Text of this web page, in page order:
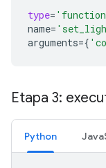
type=
name=
arguments={
Etapa 3:
Python